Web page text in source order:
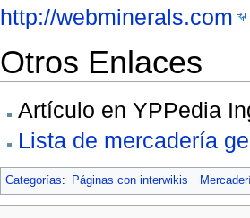
http://webminerals.com
Otros Enlaces
Artículo en YPPedia
Lista de mercadería
Categorías: Páginas con interwikis